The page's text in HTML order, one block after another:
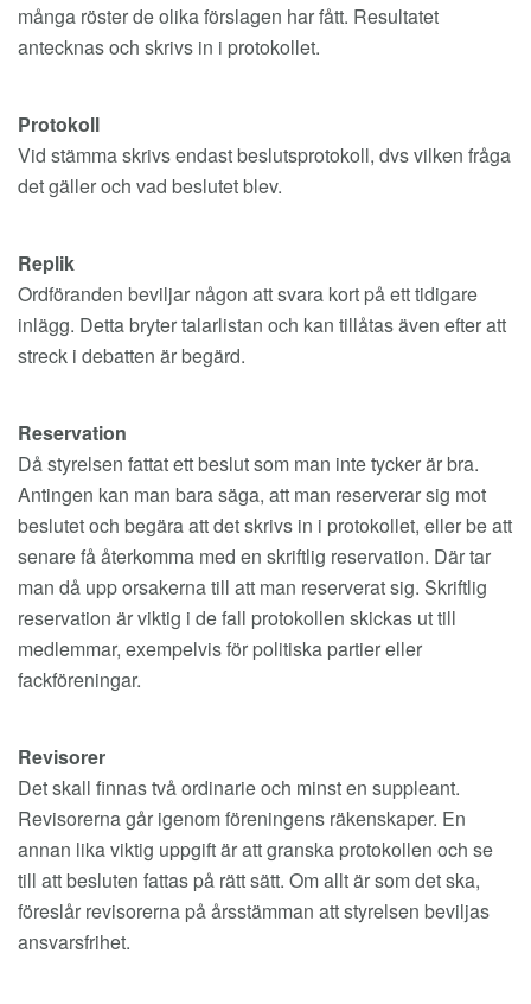
många röster de olika förslagen har fått. Resultatet
antecknas och skrivs in i protokollet.
Protokoll
Vid stämma skrivs endast beslutsprotokoll, dvs vilken fråga
det gäller och vad beslutet blev.
Replik
Ordföranden beviljar någon att svara kort på ett tidigare
inlägg. Detta bryter talarlistan och kan tillåtas även efter att
streck i debatten är begärd.
Reservation
Då styrelsen fattat ett beslut som man inte tycker är bra.
Antingen kan man bara säga, att man reserverar sig mot
beslutet och begära att det skrivs in i protokollet, eller be att
senare få återkomma med en skriftlig reservation. Där tar
man då upp orsakerna till att man reserverat sig. Skriftlig
reservation är viktig i de fall protokollen skickas ut till
medlemmar, exempelvis för politiska partier eller
fackföreningar.
Revisorer
Det skall finnas två ordinarie och minst en suppleant.
Revisorerna går igenom föreningens räkenskaper. En
annan lika viktig uppgift är att granska protokollen och se
till att besluten fattas på rätt sätt. Om allt är som det ska,
föreslår revisorerna på årsstämman att styrelsen beviljas
ansvarsfrihet.